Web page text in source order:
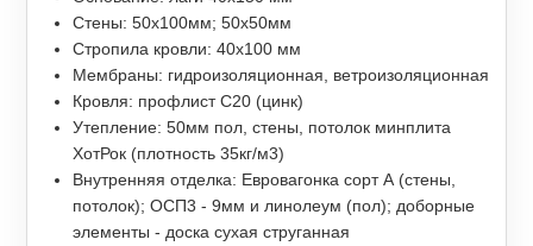
Стены: 50х100мм; 50х50мм
Стропила кровли: 40х100 мм
Мембраны: гидроизоляционная, ветроизоляционная
Кровля: профлист С20 (цинк)
Утепление: 50мм пол, стены, потолок минплита
ХотРок (плотность 35кг/м3)
Внутренняя отделка: Евровагонка сорт А (стены,
потолок); ОСП3 - 9мм и линолеум (пол); доборные
элементы - доска сухая струганная